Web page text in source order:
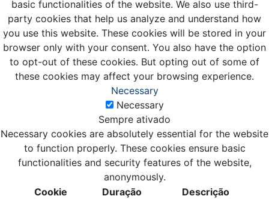
basic functionalities of the website. We also use third-
party cookies that help us analyze and understand how
you use this website. These cookies will be stored in your
browser only with your consent. You also have the option
to opt-out of these cookies. But opting out of some of
these cookies may affect your browsing experience.
Necessary
Necessary
Sempre ativado
Necessary cookies are absolutely essential for the website
to function properly. These cookies ensure basic
functionalities and security features of the website,
anonymously.
Cookie
Duração Descrição